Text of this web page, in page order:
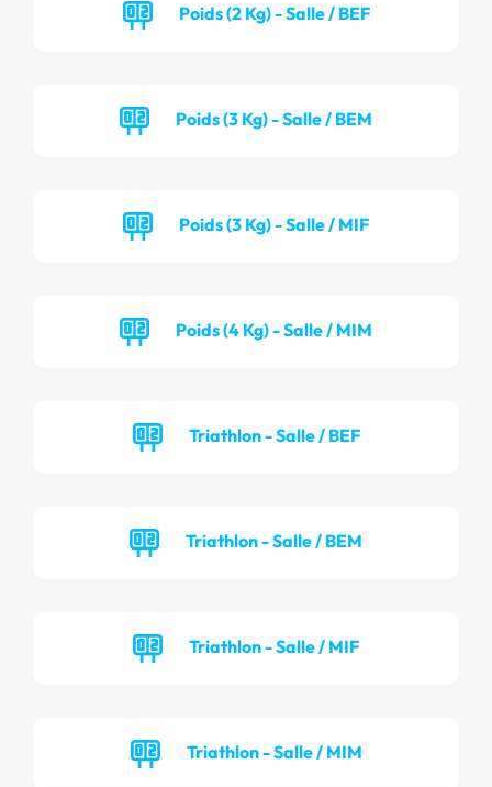
Poids (2 Kg) - Salle / BEF
Poids (3 Kg) - Salle / BEM
Poids (3 Kg) - Salle / MIF
Poids (4 Kg) - Salle / MIM
Triathlon - Salle / BEF
Triathlon - Salle / BEM
Triathlon - Salle / MIF
Triathlon - Salle / MIM